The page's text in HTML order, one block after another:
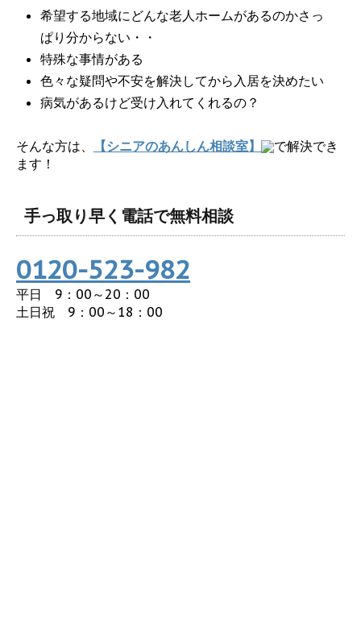
希望する地域にどんな老人ホームがあるのかさっ
ぱり分からない・・
特殊な事情がある
色々な疑問や不安を解決してから入居を決めたい
病気があるけど受け入れてくれるの？
そんな方は、 【シニアのあんしん相談室】
で解決でき
ます！
手っ取り早く電話で無料相談
0120-523-982
平日 9：00～20：00
土日祝 9：00～18：00